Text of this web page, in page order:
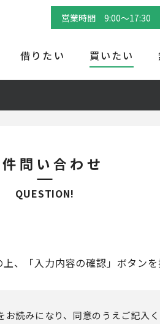
借りたい 買いたい
営業時間 9:00～17:30
問い合わせ
QUESTION!
、「入力内容の確認」ボタンを
お読みになり、同意のうえご記入く